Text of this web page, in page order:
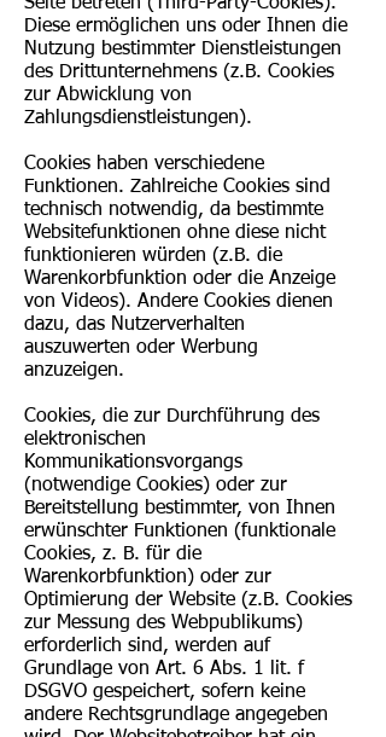
Diese ermöglichen uns oder Ihnen die
Nutzung bestimmter Dienstleistungen
des Drittunternehmens (z.B. Cookies
zur Abwicklung von
Zahlungsdienstleistungen).
Cookies haben verschiedene
Funktionen. Zahlreiche Cookies sind
technisch notwendig, da bestimmte
Websitefunktionen ohne diese nicht
funktionieren würden (z.B. die
Warenkorbfunktion oder die Anzeige
von Videos). Andere Cookies dienen
dazu, das Nutzerverhalten
auszuwerten oder Werbung
anzuzeigen.
Cookies, die zur Durchführung des
elektronischen
Kommunikationsvorgangs
(notwendige Cookies) oder zur
Bereitstellung bestimmter, von Ihnen
erwünschter Funktionen (funktionale
Cookies, z. B. für die
Warenkorbfunktion) oder zur
Optimierung der Website (z.B. Cookies
zur Messung des Webpublikums)
erforderlich sind, werden auf
Grundlage von Art. 6 Abs. 1 lit. f
DSGVO gespeichert, sofern keine
andere Rechtsgrundlage angegeben